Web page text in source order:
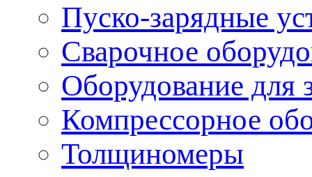
Пуско-зарядные
Сварочное
Оборудование для
Компрессорное
Толщиномеры